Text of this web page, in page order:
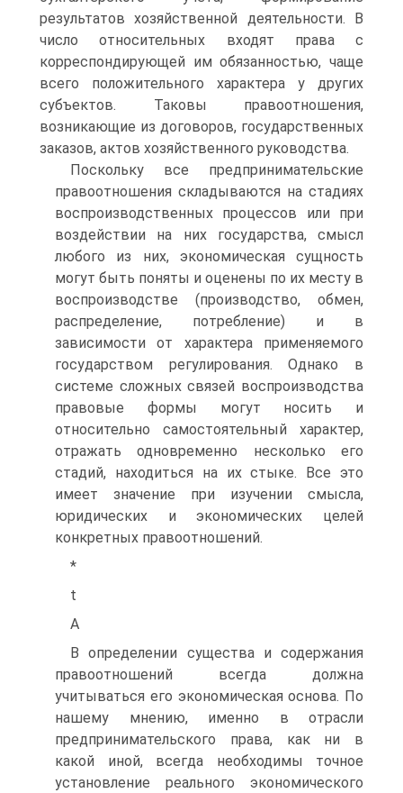
результатов хозяйственной деятельности. В
число относительных входят права с
корреспондирующей им обязанностью, чаще
всего положительного характера у других
субъектов. Таковы правоотношения,
возникающие из договоров, государственных
заказов, актов хозяйственного руководства.
Поскольку все предпринимательские
правоотношения складываются на стадиях
воспроизводственных процессов или при
воздействии на них государства, смысл
любого из них, экономическая сущность
могут быть поняты и оценены по их месту в
воспроизводстве (производство, обмен,
распределение, потребление) и в
зависимости от характера применяемого
государством регулирования. Однако в
системе сложных связей воспроизводства
правовые формы могут носить и
относительно самостоятельный характер,
отражать одновременно несколько его
стадий, находиться на их стыке. Все это
имеет значение при изучении смысла,
юридических и экономических целей
конкретных правоотношений.
*
t
A
В определении существа и содержания
правоотношений всегда должна
учитываться его экономическая основа. По
нашему мнению, именно в отрасли
предпринимательского права, как ни в
какой иной, всегда необходимы точное
установление реального экономического